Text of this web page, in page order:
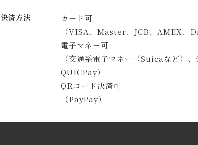
決済方法
カード可
（VISA、Master、JCB、AMEX、
電子マネー可
（交通系電子マネー（Suicaなど）
QUICPay）
QRコード決済可
（PayPay）